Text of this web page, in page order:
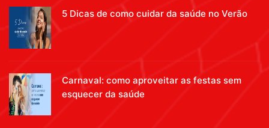
5 Dicas de como cuidar da saúde no Verão
Carnaval: como aproveitar as festas sem
esquecer da saúde